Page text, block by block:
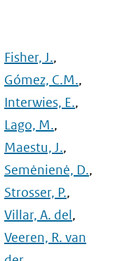
Fisher, J.,
Gómez, C.M.,
Interwies, E.,
Lago, M.,
Maestu, J.,
Semėnienė, D.,
Strosser, P.,
Villar, A. del,
Veeren, R. van